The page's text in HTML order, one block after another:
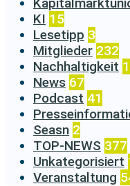
KI 15
Lesetipp 3
Mitglieder 232
Nachhaltigkeit
News 67
Podcast 41
Seasn 2
TOP-NEWS 377
Unkategorisiert
Veranstaltung